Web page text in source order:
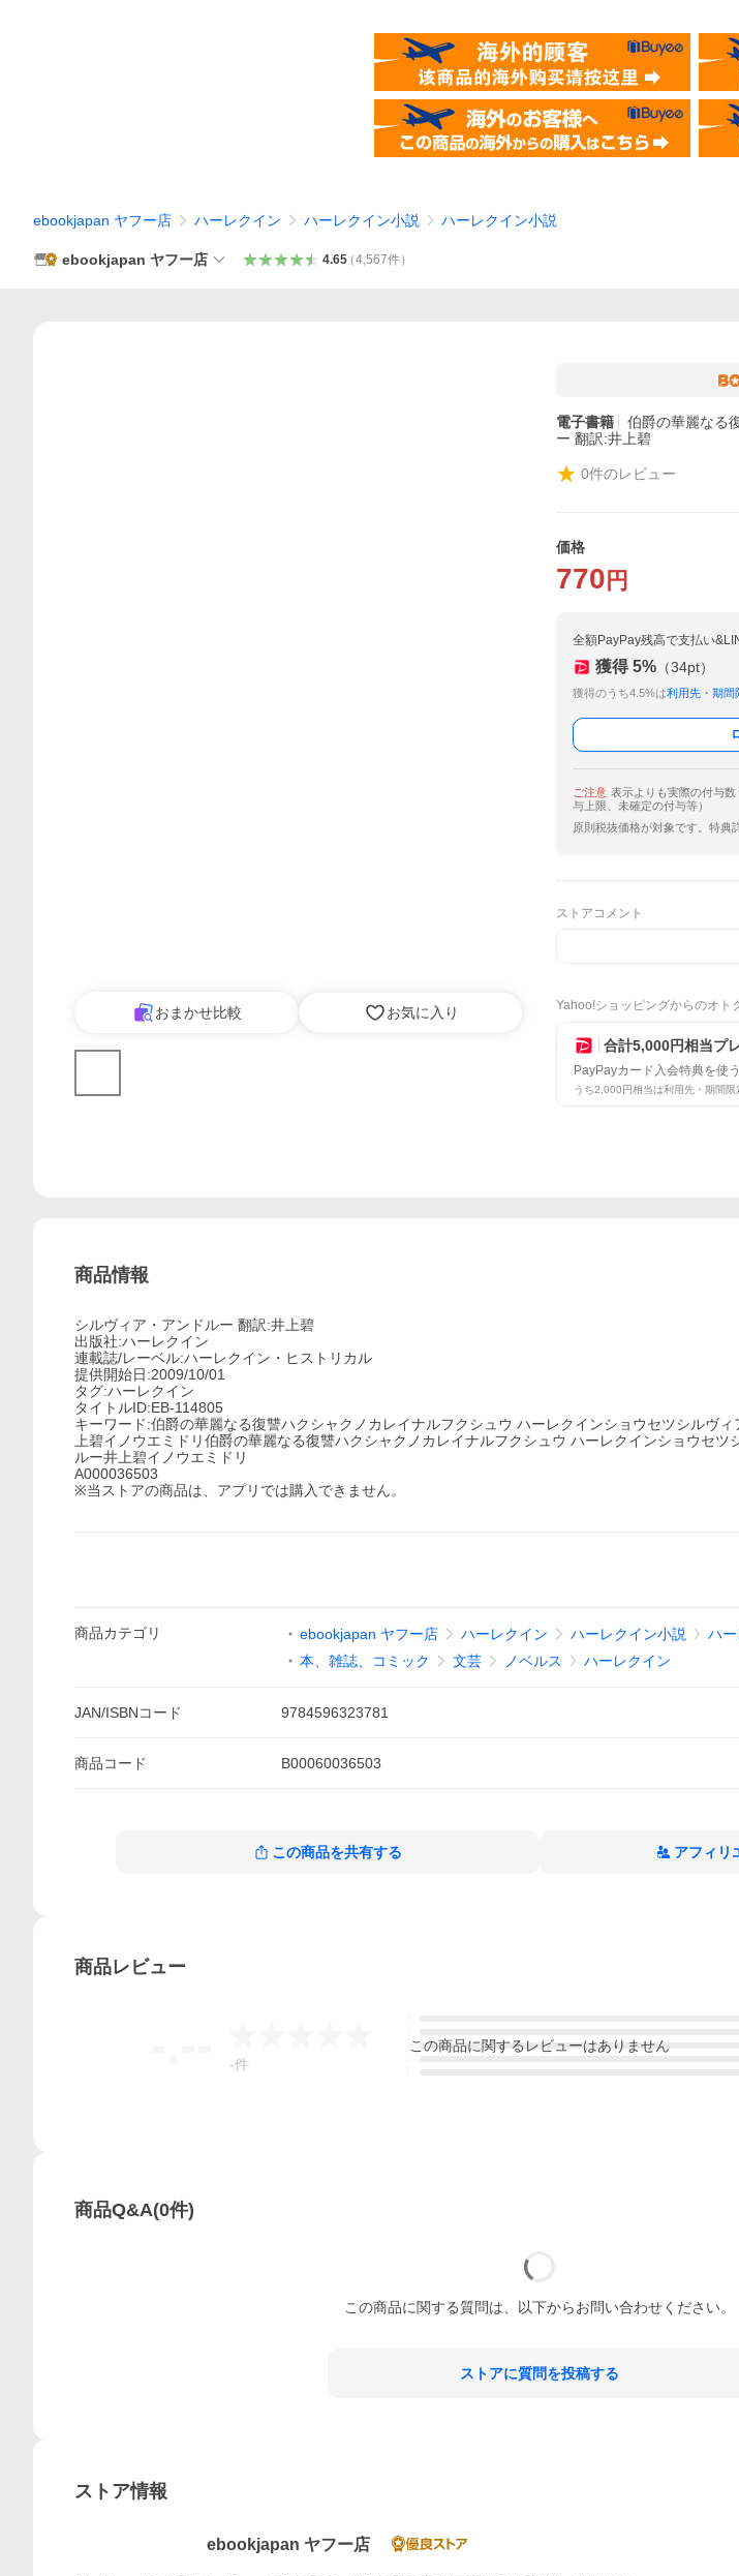
ebookjapan ヤフー店 ハーレクイン ハーレクイン小説 ハーレクイン小説
ebookjapan ヤフー店 4.65（4,567件）
おまかせ比較 お気に入り
電子書籍
伯爵の華麗なる
ー 翻訳:井上碧
0件のレビュー
価格
770 円
全額PayPay残高で支払い
獲得 5% （34pt）
獲得のうち4.5%は利用先・期間
ご注意 表示よりも実際の付与
与上限、未確定の付与等）
原則税抜価格が対象です。特典
ストアコメント
Yahoo!ショッピングからのオト
合計5,000円相当プ
PayPayカード入会特典を使
うち2,000円相当は利用先・期間限
商品情報
シルヴィア・アンドルー 翻訳:井上碧
出版社:ハーレクイン
連載誌/レーベル:ハーレクイン・ヒストリカル
提供開始日:2009/10/01
タグ:ハーレクイン
タイトルID:EB-114805
キーワード:伯爵の華麗なる復讐ハクシャクノカレイナルフクシュウ ハーレクインショウセツシルヴ
上碧イノウエミドリ伯爵の華麗なる復讐ハクシャクノカレイナルフクシュウ ハーレクインショウセ
ルー井上碧イノウエミドリ
A000036503
※当ストアの商品は、アプリでは購入できません。
商品カテゴリ ebookjapan ヤフー店 ハーレクイン ハーレクイン小説
ハ
本、雑誌、コミック
文芸 ノベルス ハーレクイン
JAN/ISBNコード 9784596323781
商品コード B00060036503
この商品を共有する アフィリ
商品レビュー
-件
この商品に関するレビューはありません
商品Q&A(0件)
この商品に関する質問は、以下からお問い合わせください。
ストアに質問を投稿する
ストア情報
ebookjapan ヤフー店